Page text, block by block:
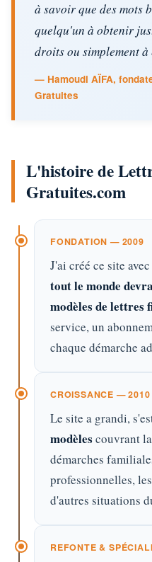
à savoir que des mots
quelqu'un à obtenir
droits ou simplement à
— Hamoudi AÏFA,
Gratuites
L'histoire de
Gratuites.com
FONDATION — 2009
J'ai créé ce site
tout le monde
modèles de lettres
service, un
chaque démarche
CROISSANCE —
Le site a grandi,
modèles couvrant
démarches
professionnelles,
d'autres situations
REFONTE &